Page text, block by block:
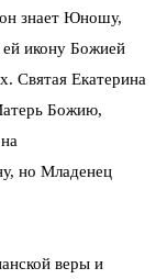
он знает Юношу,
икону Божией
Святая Екатерина
Божию,
но Младенец
веры и